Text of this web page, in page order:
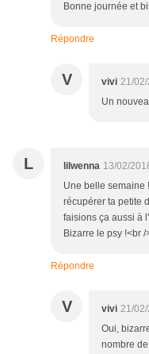
Bonne journée et
Répondre
V vivi 21/
Un
L lilwenna 13/02/
Une belle semaine
récupérer ta petite
faisions ça aussi à
Bizarre le psy !<br
Répondre
V vivi 21/
Oui,
nombre